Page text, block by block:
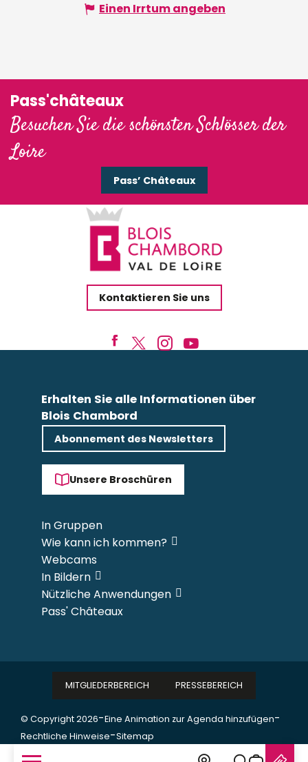
Einen Irrtum angeben
Pass'châteaux
Besuchen Sie die schönsten Schlösser der
Loire
Pass’ Châteaux
Kontaktieren Sie uns
Erhalten Sie alle Informationen über
Blois Chambord
Abonnement des Newsletters
Unsere Broschüren
In Gruppen
Wie kann ich kommen?
Webcams
In Bildern
Nützliche Anwendungen
Pass' Châteaux
© Copyright 2026-Eine Animation zur Agenda hinzufügen-
Rechtliche Hinweise-Sitemap
MITGLIEDERBEREICH PRESSEBEREICH